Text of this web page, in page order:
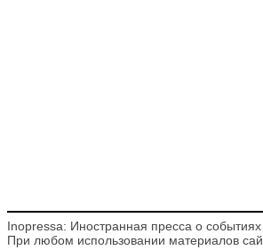
Inopressa: Иностранная пресса о
При любом использовании материалов